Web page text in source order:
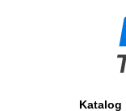
Katalog